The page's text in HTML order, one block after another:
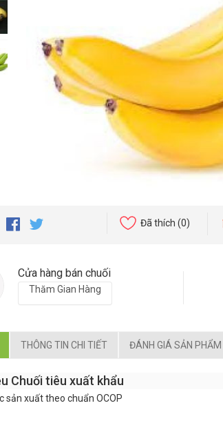
Đã thích (0)
Cửa hàng bán chuối
Thăm Gian Hàng
THÔNG TIN CHI TIẾT ĐÁNH GIÁ SẢN PHẨM
Chuối tiêu xuất khẩu
sản xuất theo chuẩn OCOP